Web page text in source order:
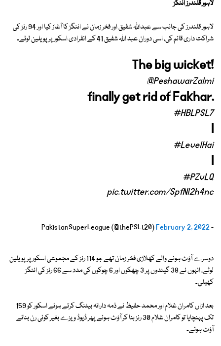
لاہور قلندرز اننگز
لاہور قلندرز کی جانب سے عبداللہ شفیق اور فخر زمان نے اننگز کا آغاز کیا اور 94 رنز کی
شراکت داری قائم کی، اسی دوران عبد اللہ شفیق 41 کے انفرادی اسکور پر پویلین لوٹے۔
The big wicket!
@PeshawarZalmi
finally get rid of Fakhar.
#HBLPSL7
l
#LevelHai
l
#PZvLQ
pic.twitter.com/SpfNl2h4nc
- PakistanSuperLeague (@thePSLt20)
February 2, 2022
دوسرے آؤٹ ہونے والے کھلاڑی فخر زمان تھے جو 114 رنز کے مجموعی اسکور پر پویلین
لوٹے، انہوں نے 38 گیندوں پر 3 چھکوں اور 6 چوکوں کی مدد سے 66 رنز کی اننگز
کھیلی۔
بعد ازاں کامران غلام اور محمد حفیظ نے ذمہ دارانہ بیٹنگ کرتے ہوئے اسکور کو 159
تک پہنچایا تو کامران غلام 30 رنز بنا کر آؤٹ ہوئے پھر ڈیوڈ ویزے بغیر کوئی رن بنائے
آؤٹ ہوئے۔